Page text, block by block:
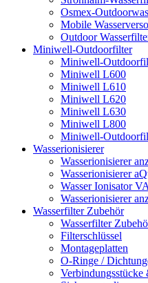
Osmex-
Mobile
Outdoor
Miniwell-Outdoorfilter
Miniwell-
Miniwell L600
Miniwell L610
Miniwell L620
Miniwell L630
Miniwell L800
Miniwell-
Wasserionisierer
Wasserionisierer
Wasserionisierer
Wasser Ionisator
Wasserionisierer
Wasserfilter Zubehör
Wasserfilter
Filterschlüssel
Montageplatten
O-Ringe /
Verbindungsstücke